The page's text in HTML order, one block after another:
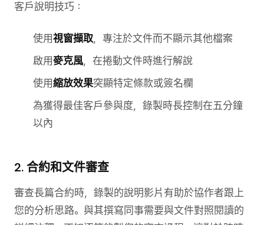
客戶說明技巧：
使用視窗擷取，專注於文件而不顯示其他檔案
啟用麥克風，在捲動文件時進行解說
使用縮放效果突顯特定條款或簽名欄
為獲得最佳客戶參與度，錄製時長控制在五分鐘
以內
2. 合約和文件審查
審查長篇合約時，錄製的說明影片有助於協作者跟上
您的分析思路。與其撰寫同事需要與文件對照閱讀的